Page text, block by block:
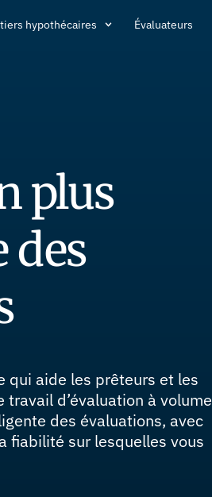
hypothécaires Évaluateurs
plus
des
qui aide les prêteurs et les
d’évaluation à volume
des évaluations, avec
fiabilité sur lesquelles vous